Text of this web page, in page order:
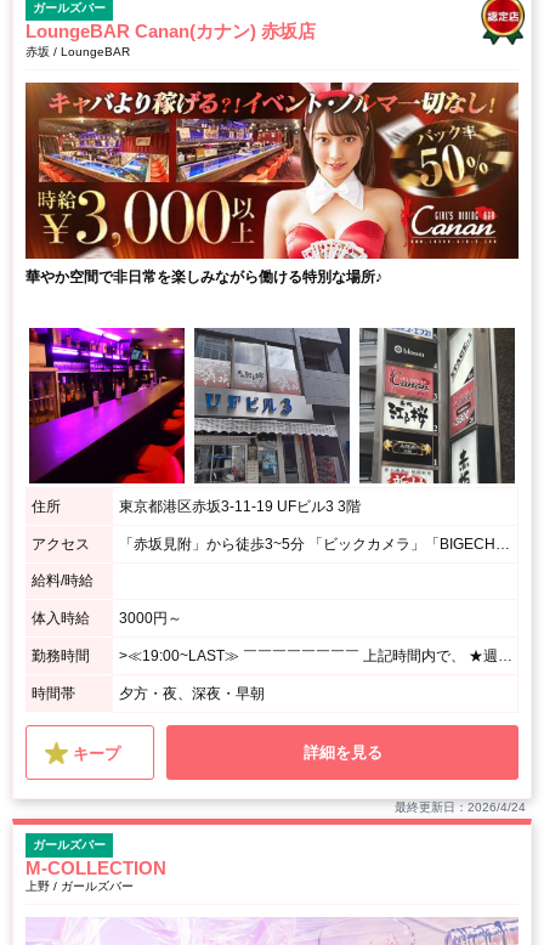
ガールズバー
LoungeBAR Canan(カナン) 赤坂店
赤坂 / LoungeBAR
華やか空間で非日常を楽しみながら働ける特別な場所♪
住所 東京都港区赤坂3-11-19 UFビル3 3階
アクセス 「赤坂見附」から徒歩3~5分 「ビックカメラ」「BIGECHO」を直進 「カラオケ館」を左折し「赤坂みすじ通り」を直進 「UF3」というビルの3階です 「赤坂駅」出口1から3~5分 Y字路にある「カラオケ館」を右折 「センチュリオンホテル」を左折し直進 「UF3」というビルの3階です
給料/時給
体入時給 3000円～
勤務時間 >≪19:00~LAST≫ ￣￣￣￣￣￣￣￣ 上記時間内で、 ★週1日、1日3h~OK! <あなたのペースで勤務OK♪> ⌒⌒⌒⌒⌒⌒⌒⌒⌒⌒⌒⌒⌒⌒⌒⌒⌒⌒⌒ 月1回の出勤でもシフト調整OK! シフトの融通がきくので、 プライベート優先で無理せずに働けます☆
時間帯 夕方・夜、深夜・早朝
キープ 詳細を見る
最終更新日：2026/4/24
ガールズバー
M-COLLECTION
上野 / ガールズバー